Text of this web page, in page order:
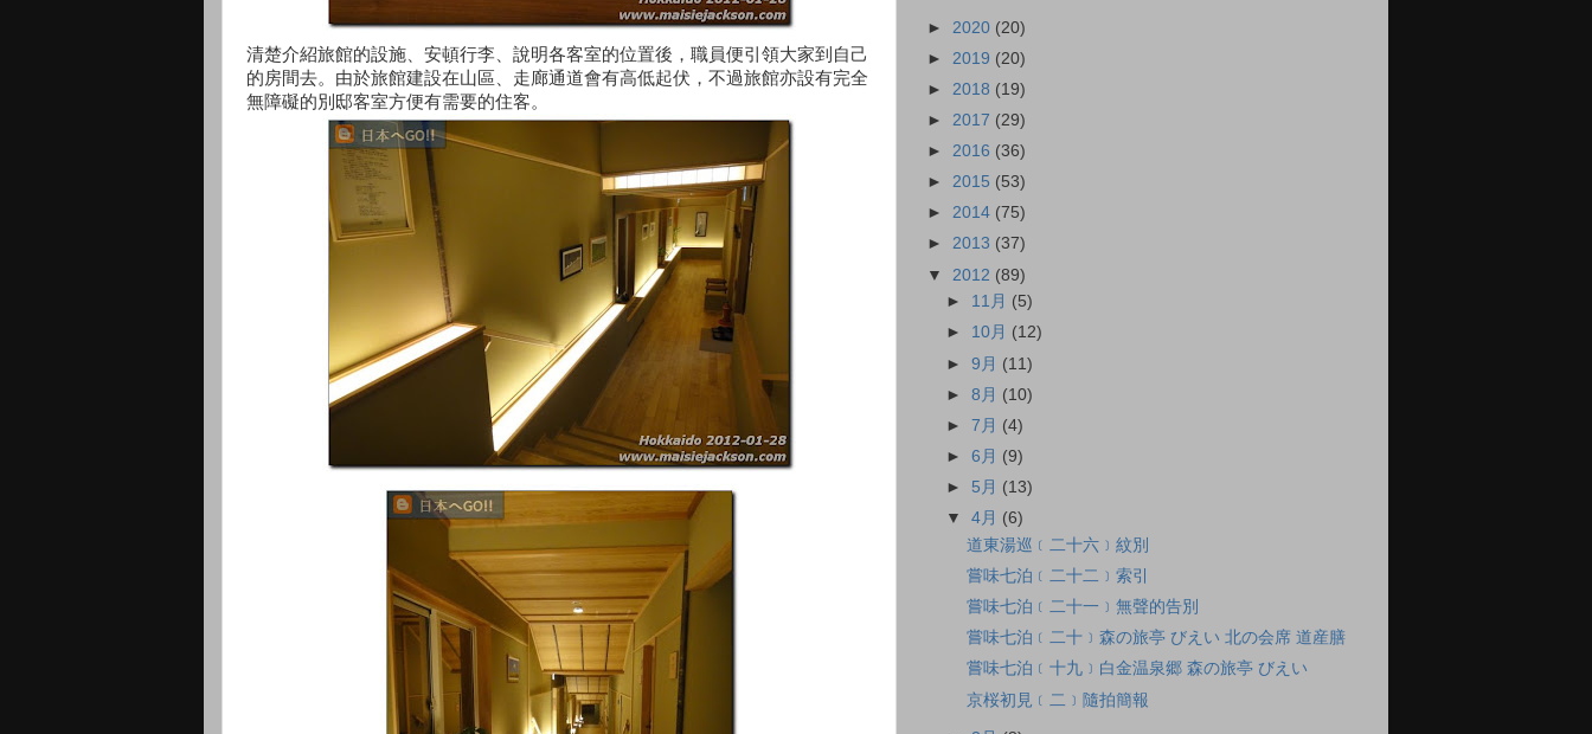
清楚介紹旅館的設施、安頓行李、說明各客室的位置後，職員便引領大家到自己
的房間去。由於旅館建設在山區、走廊通道會有高低起伏，不過旅館亦設有完全
無障礙的別邸客室方便有需要的住客。
► 2020 (20)
► 2019 (20)
► 2018 (19)
► 2017 (29)
► 2016 (36)
► 2015 (53)
► 2014 (75)
► 2013 (37)
▼ 2012 (89)
► 11月 (5)
► 10月 (12)
►9月 (11)
►8月 (10)
►7月 (4)
►6月 (9)
► 5月 (13)
▼4月 (6)
道東湯巡﹝二十六﹞紋別
嘗味七泊﹝二十二﹞索引
嘗味七泊﹝二十一﹞無聲的告別
嘗味七泊﹝二十﹞森の旅亭 びえい 北の会席 道産膳
嘗味七泊﹝十九﹞白金温泉郷 森の旅亭 びえい
京桜初見﹝二﹞隨拍簡報